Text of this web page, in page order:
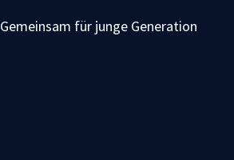
Gemeinsam für junge Generation